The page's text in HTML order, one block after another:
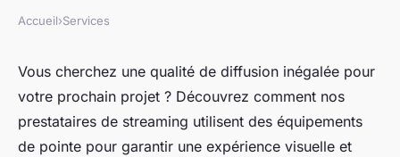
Agence de streaming : les
équipements de pointes
utilisés par le prestataire
Accueil›Services
Vous cherchez une qualité de diffusion inégalée pour
votre prochain projet ? Découvrez comment nos
prestataires de streaming utilisent des équipements
de pointe pour garantir une expérience visuelle et